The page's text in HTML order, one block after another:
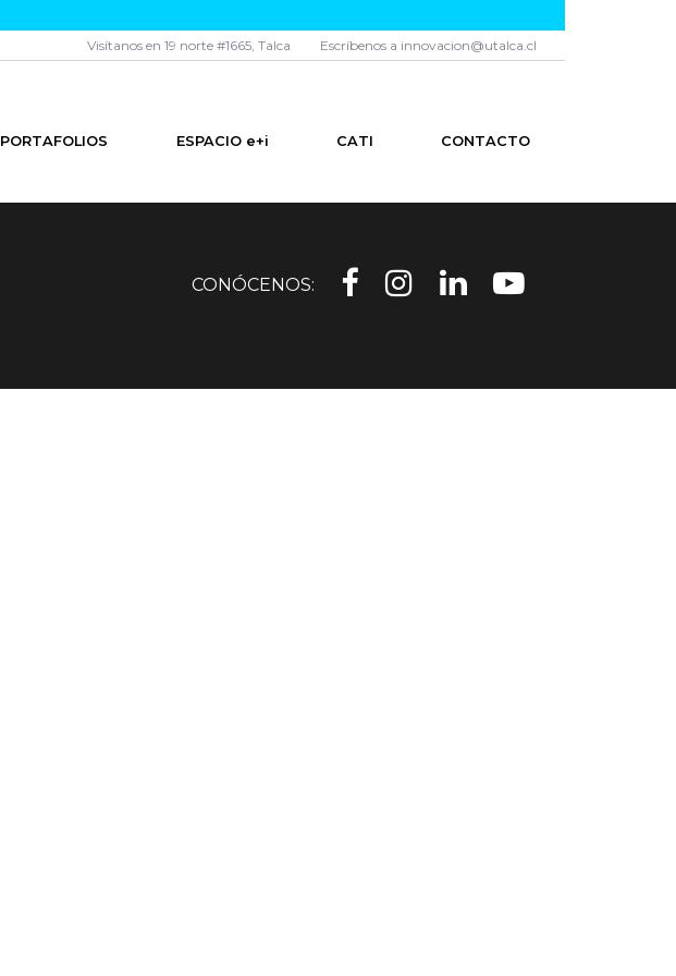
Visítanos en 19 norte #1665, Talca Escríbenos a innovacion@utalca.cl
PORTAFOLIOS ESPACIO e+i CATI CONTACTO
CONÓCENOS: